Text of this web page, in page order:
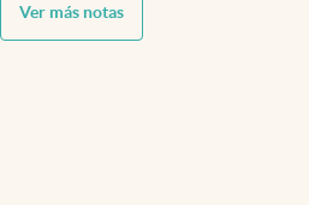
Ver más notas